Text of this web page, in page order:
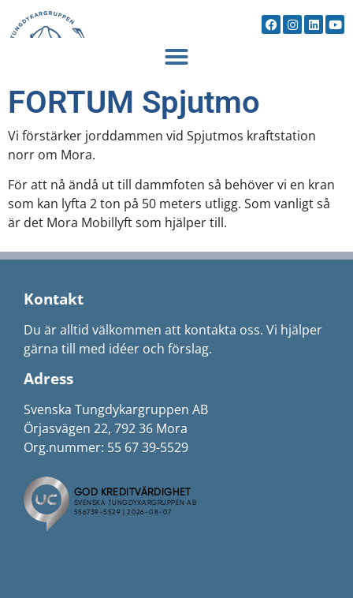
FORTUM Spjutmo
Vi förstärker jorddammen vid Spjutmos kraftstation
norr om Mora.
För att nå ändå ut till dammfoten så behöver vi en kran
som kan lyfta 2 ton på 50 meters utligg. Som vanligt så
är det Mora Mobillyft som hjälper till.
Kontakt
Du är alltid välkommen att kontakta oss. Vi hjälper
gärna till med idéer och förslag.
Adress
Svenska Tungdykargruppen AB
Örjasvägen 22, 792 36 Mora
Org.nummer: 55 67 39-5529